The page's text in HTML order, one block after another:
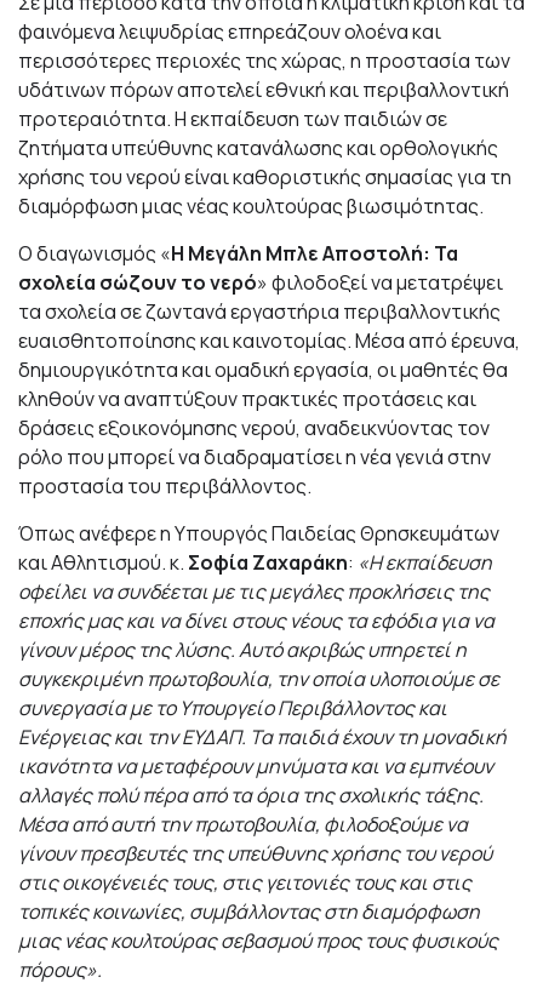
φαινόμενα λειψυδρίας επηρεάζουν ολοένα και
περισσότερες περιοχές της χώρας, η προστασία των
υδάτινων πόρων αποτελεί εθνική και περιβαλλοντική
προτεραιότητα. Η εκπαίδευση των παιδιών σε
ζητήματα υπεύθυνης κατανάλωσης και ορθολογικής
χρήσης του νερού είναι καθοριστικής σημασίας για τη
διαμόρφωση μιας νέας κουλτούρας βιωσιμότητας.
Ο διαγωνισμός «Η Μεγάλη Μπλε Αποστολή: Τα
σχολεία σώζουν το νερό» φιλοδοξεί να μετατρέψει
τα σχολεία σε ζωντανά εργαστήρια περιβαλλοντικής
ευαισθητοποίησης και καινοτομίας. Μέσα από έρευνα,
δημιουργικότητα και ομαδική εργασία, οι μαθητές θα
κληθούν να αναπτύξουν πρακτικές προτάσεις και
δράσεις εξοικονόμησης νερού, αναδεικνύοντας τον
ρόλο που μπορεί να διαδραματίσει η νέα γενιά στην
προστασία του περιβάλλοντος.
Όπως ανέφερε η Υπουργός Παιδείας Θρησκευμάτων
και Αθλητισμού. κ. Σοφία Ζαχαράκη: «Η εκπαίδευση
οφείλει να συνδέεται με τις μεγάλες προκλήσεις της
εποχής μας και να δίνει στους νέους τα εφόδια για να
γίνουν μέρος της λύσης. Αυτό ακριβώς υπηρετεί η
συγκεκριμένη πρωτοβουλία, την οποία υλοποιούμε σε
συνεργασία με το Υπουργείο Περιβάλλοντος και
Ενέργειας και την ΕΥΔΑΠ. Τα παιδιά έχουν τη μοναδική
ικανότητα να μεταφέρουν μηνύματα και να εμπνέουν
αλλαγές πολύ πέρα από τα όρια της σχολικής τάξης.
Μέσα από αυτή την πρωτοβουλία, φιλοδοξούμε να
γίνουν πρεσβευτές της υπεύθυνης χρήσης του νερού
στις οικογένειές τους, στις γειτονιές τους και στις
τοπικές κοινωνίες, συμβάλλοντας στη διαμόρφωση
μιας νέας κουλτούρας σεβασμού προς τους φυσικούς
πόρους».